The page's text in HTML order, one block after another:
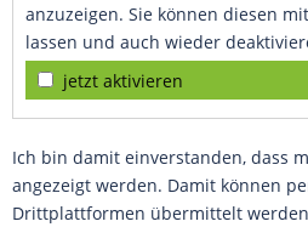
anzuzeigen. Sie können diesen
lassen und auch wieder
jetzt aktivieren
Ich bin damit einverstanden, dass
angezeigt werden. Damit können
Drittplattformen übermittelt